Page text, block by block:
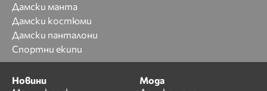
Дамски манта
Дамски костюми
Дамски панталони
Спортни екипи
Новини
Мода